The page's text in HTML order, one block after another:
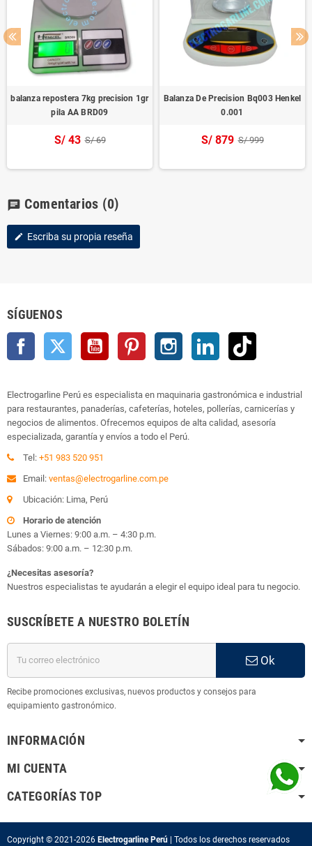
balanza repostera 7kg precision 1gr
pila AA BRD09
S/ 43 S/ 69
Balanza De Precision Bq003 Henkel
0.001
S/ 879 S/ 999
chat Comentarios (0)
edit Escriba su propia reseña
SÍGUENOS
Facebook Twitter YouTube Pinterest Instagram LinkedIn
Electrogarline Perú es especialista en maquinaria gastronómica e industrial
para restaurantes, panaderías, cafeterías, hoteles, pollerías, carnicerías y
negocios de alimentos. Ofrecemos equipos de alta calidad, asesoría
especializada, garantía y envíos a todo el Perú.
Tel: +51 983 520 951
Email: ventas@electrogarline.com.pe
Ubicación: Lima, Perú
Horario de atención
Lunes a Viernes: 9:00 a.m. – 4:30 p.m.
Sábados: 9:00 a.m. – 12:30 p.m.
¿Necesitas asesoría?
Nuestros especialistas te ayudarán a elegir el equipo ideal para tu negocio.
SUSCRÍBETE A NUESTRO BOLETÍN
Ok
Recibe promociones exclusivas, nuevos productos y consejos para
equipamiento gastronómico.
INFORMACIÓN
MI CUENTA
CATEGORÍAS TOP
Copyright © 2021-2026 Electrogarline Perú | Todos los derechos reservados